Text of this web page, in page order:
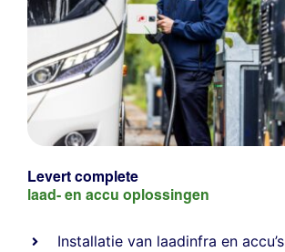
Levert complete
laad- en accu oplossingen
Installatie van laadinfra en accu’s